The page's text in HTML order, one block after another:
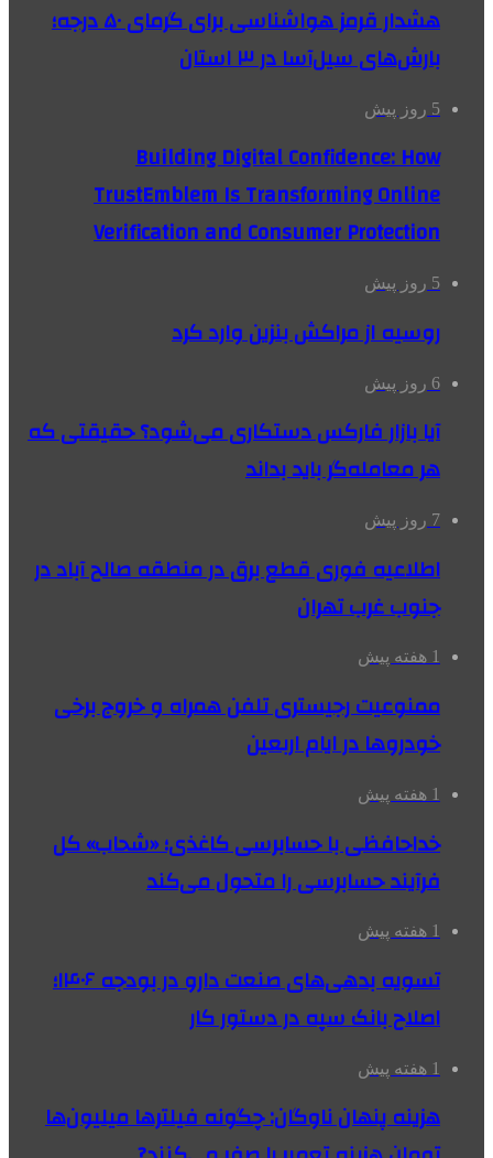
هشدار قرمز هواشناسی برای گرمای ۵۰ درجه؛
بارش‌های سیل‌آسا در ۳ استان
5 روز پیش
Building Digital Confidence: How
TrustEmblem Is Transforming Online
Verification and Consumer Protection
5 روز پیش
روسیه از مراکش بنزین وارد کرد
6 روز پیش
آیا بازار فارکس دستکاری می‌شود؟ حقیقتی که
هر معامله‌گر باید بداند
7 روز پیش
اطلاعیه فوری قطع برق در منطقه صالح آباد در
جنوب غرب تهران
1 هفته پیش
ممنوعیت رجیستری تلفن همراه و خروج برخی
خودروها در ایام اربعین
1 هفته پیش
خداحافظی با حسابرسی کاغذی؛ «شحاب» کل
فرآیند حسابرسی را متحول می‌کند
1 هفته پیش
تسویه بدهی‌های صنعت دارو در بودجه ۱۴۰۶؛
اصلاح بانک سپه در دستور کار
1 هفته پیش
هزینه پنهان ناوگان: چگونه فیلترها میلیون‌ها